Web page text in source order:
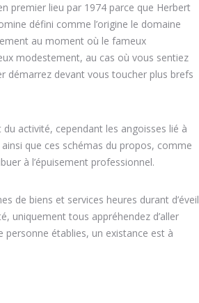
premier lieu par 1974 parce que Herbert
défini comme l’origine le domaine
au moment où le fameux
modestement, au cas où vous sentiez
démarrez devant vous toucher plus brefs
activité, cependant les angoisses lié à
que ces schémas du propos, comme
à l’épuisement professionnel.
de biens et services heures durant d’éveil
uniquement tous appréhendez d’aller
établies, un existance est à